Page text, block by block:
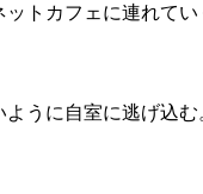
トカフェに連れてい
うに自室に逃げ込む